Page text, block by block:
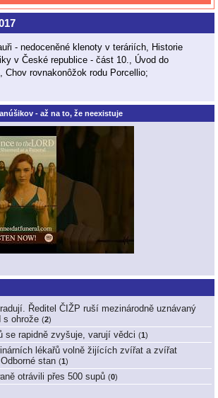
- nedoceněné klenoty v teráriích, Historie
v České republice - část 10., Úvod do
Chov rovnakonôžok rodu Porcellio;
- až na to, že neexistuje
Ředitel ČIŽP ruší mezinárodně uznávaný
s ohrože (2)
se rapidně zvyšuje, varují vědci (1)
lékařů volně žijících zvířat a zvířat
stan (1)
otrávili přes 500 supů (0)